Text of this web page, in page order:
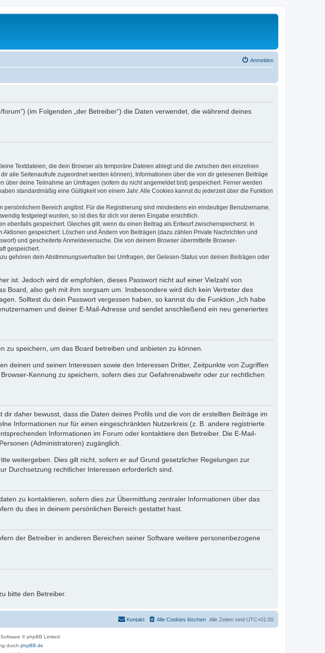
Anmelden
(im Folgenden „der Betreiber“) die Daten verwendet, die während deines
Textdateien, die dein Browser als temporäre Dateien ablegt und die zwischen den einzelnen
alle Seitenaufrufe zugeordnet werden können), Informationen über die von dir gelesenen Beiträge
deine Teilnahme an Umfragen (sofern du nicht angemeldet bist) gespeichert. Ferner werden
standardmäßig eine Gültigkeit von einem Jahr. Alle Cookies kannst du jederzeit über die Funktion
Bereich angibst. Für die Registrierung sind mindestens ein eindeutiger Benutzername,
festgelegt wurden, so ist dies für dich vor deren Eingabe ersichtlich.
gespeichert. Gleiches gilt, wenn du einen Beitrag als Entwurf zwischenspeicherst. In
gespeichert: Löschen und Ändern von Beiträgen (dazu zählen Private Nachrichten und
und gescheiterte Anmeldeversuche. Die von deinem Browser übermittelte Browser-
gespeichert.
gehören dein Abstimmungsverhalten bei Umfragen, der Gelesen-Status von deinen Beiträgen oder
ist. Jedoch wird dir empfohlen, dieses Passwort nicht auf einer Vielzahl von
Board, also geh mit ihm sorgsam um. Insbesondere wird dich kein Vertreter des
Solltest du dein Passwort vergessen haben, so kannst du die Funktion „Ich habe
und deiner E-Mail-Adresse und sendet anschließend ein neu generiertes
speichern, um das Board betreiben und anbieten zu können.
deinen und seinen Interessen sowie den Interessen Dritter, Zeitpunkte von Zugriffen
Kennung zu speichern, sofern dies zur Gefahrenabwehr oder zur rechtlichen
daher bewusst, dass die Daten deines Profils und die von dir erstellten Beiträge im
Informationen nur für einen eingeschränkten Nutzerkreis (z. B. andere registrierte
Informationen im Forum oder kontaktiere den Betreiber. Die E-Mail-
(Administratoren) zugänglich.
weitergeben. Dies gilt nicht, sofern er auf Grund gesetzlicher Regelungen zur
Durchsetzung rechtlicher Interessen erforderlich sind.
zu kontaktieren, sofern dies zur Übermittlung zentraler Informationen über das
du dies in deinem persönlichen Bereich gestattet hast.
der Betreiber in anderen Bereichen seiner Software weitere personenbezogene
bitte den Betreiber.
Alle Zeiten sind UTC+01:00
Alle Cookies löschen
Kontakt
© phpBB Limited
durch phpBB.de